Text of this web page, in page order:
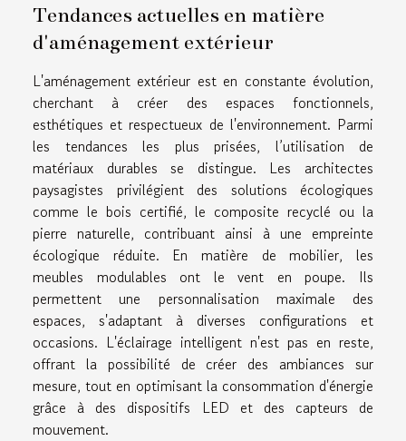
Tendances actuelles en matière
d'aménagement extérieur
L'aménagement extérieur est en constante évolution,
cherchant à créer des espaces fonctionnels,
esthétiques et respectueux de l'environnement. Parmi
les tendances les plus prisées, l’utilisation de
matériaux durables se distingue. Les architectes
paysagistes privilégient des solutions écologiques
comme le bois certifié, le composite recyclé ou la
pierre naturelle, contribuant ainsi à une empreinte
écologique réduite. En matière de mobilier, les
meubles modulables ont le vent en poupe. Ils
permettent une personnalisation maximale des
espaces, s'adaptant à diverses configurations et
occasions. L'éclairage intelligent n'est pas en reste,
offrant la possibilité de créer des ambiances sur
mesure, tout en optimisant la consommation d'énergie
grâce à des dispositifs LED et des capteurs de
mouvement.